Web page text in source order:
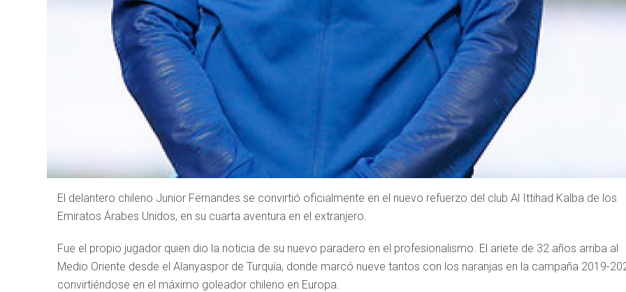
El delantero chileno Junior Fernandes se convirtió oficialmente en el nuevo refuerzo del club Al Ittihad Kalba de los
Emiratos Árabes Unidos, en su cuarta aventura en el extranjero.
Fue el propio jugador quien dio la noticia de su nuevo paradero en el profesionalismo. El ariete de 32 años arriba al
Medio Oriente desde el Alanyaspor de Turquía, donde marcó nueve tantos con los naranjas en la campaña 2019-
convirtiéndose en el máximo goleador chileno en Europa.